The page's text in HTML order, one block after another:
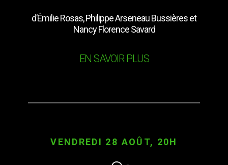
d’Émilie Rosas, Philippe Arseneau Bussières et
Nancy Florence Savard
EN SAVOIR PLUS
VENDREDI 28 AOÛT, 20H